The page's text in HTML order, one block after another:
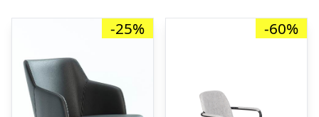
-25% -60%